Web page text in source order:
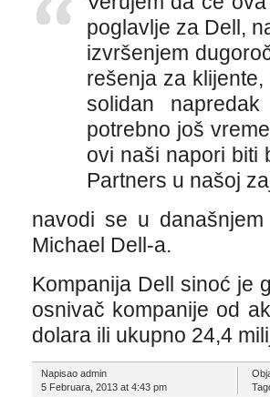
poglavlje za Dell,
izvršenjem
rešenja za
solidan
potrebno još
ovi naši napori biti
Partners u našoj
navodi se u
Michael Dell-a.
Kompanija Dell sinoć je
osnivač kompanije od
dolara ili ukupno 24,4
Napisao admin
5 Februara, 2013 at 4:43 pm